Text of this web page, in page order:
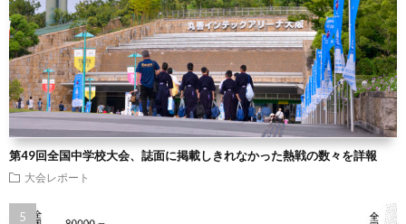
第49回全国中学校大会、誌面に掲載しきれなかった熱戦の数々を詳報
大会レポート